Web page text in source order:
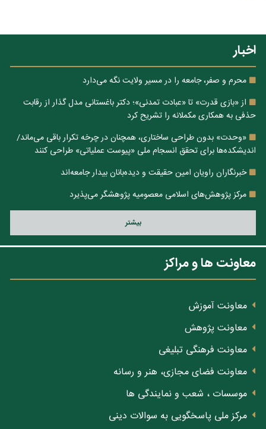
اخبار
محرم و صفر، جامعه را در مسیر ولایت نگه می‌دارد
از «بازی قدرت» تا «عبادت تمدنی»؛ دکتر باغستانی مدل گذار از رقابت
حذفی به همکاری مکملانه را تشریح کرد
«وحدت» بدون طراحی ساختاری، همچنان در چرخه تکرار باقی می‌ماند/
اندیشکده‌ها برای تحقق انسجام ملی «پیوست عملیاتی» طراحی کنند
خبرنگاران راویان امین حقیقت و دیده‌بانان بیدار جامعه‌اند
مرکز پژوهش‌های اسلامی معصومیه پژوهشگر می‌پذیرد
بيشتر
معاونت ها و مراکز
معاونت آموزش
معاونت پژوهش
معاونت فرهنگی تبلیغی
معاونت فضای مجازی، هنر و رسانه
موسسات ، شعب و نمایندگی ها
مرکز ملی پاسخگویی به سوالات دینی